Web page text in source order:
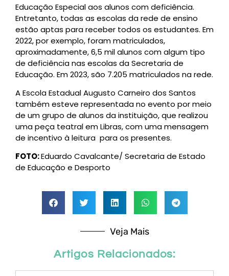
Educação Especial aos alunos com deficiência.
Entretanto, todas as escolas da rede de ensino
estão aptas para receber todos os estudantes. Em
2022, por exemplo, foram matriculados,
aproximadamente, 6,5 mil alunos com algum tipo
de deficiência nas escolas da Secretaria de
Educação. Em 2023, são 7.205 matriculados na rede.
A Escola Estadual Augusto Carneiro dos Santos
também esteve representada no evento por meio
de um grupo de alunos da instituição, que realizou
uma peça teatral em Libras, com uma mensagem
de incentivo à leitura para os presentes.
FOTO:Eduardo Cavalcante/ Secretaria de Estado
de Educação e Desporto
Veja Mais
Artigos Relacionados: